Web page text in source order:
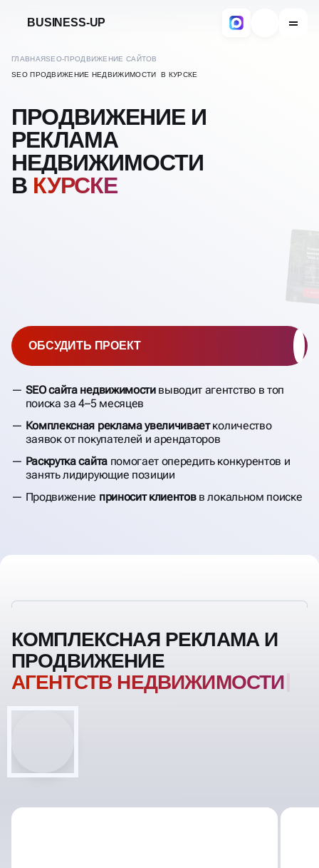
BUSINESS-UP
ГЛАВНАЯSEO-ПРОДВИЖЕНИЕ САЙТОВ
SEO ПРОДВИЖЕНИЕ НЕДВИЖИМОСТИ В КУРСКЕ
ПРОДВИЖЕНИЕ И
РЕКЛАМА
НЕДВИЖИМОСТИ
В КУРСКЕ
SEO сайта недвижимостивыводит агентство в топ
поиска за 4–5 месяцев
Комплексная реклама увеличиваетколичество
заявок от покупателей и арендаторов
Раскрутка сайтапомогает опередить конкурентов и
занять лидирующие позиции
Продвижение приносит клиентовв локальном поиске
ОБСУДИТЬ ПРОЕКТ
КОМПЛЕКСНАЯ РЕКЛАМА И
ПРОДВИЖЕНИЕ
АГЕНТСТВ НЕДВИЖИМОСТИ